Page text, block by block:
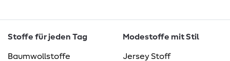
Stoffe für jeden Tag
Baumwollstoffe
Modestoffe mit Stil
Jersey Stoff